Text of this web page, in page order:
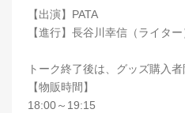
【出演】PATA
【進行】長谷川幸信（ライター
トーク終了後は、グッズ購入
【物販時間】
18:00～19:15